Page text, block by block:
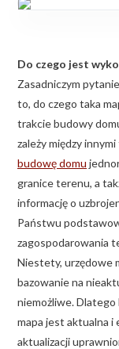
Do czego jest
Zasadniczym
to, do czego taka
trakcie budowy
zależy między
budowę domu
granice terenu, a
informację o
Państwu
zagospodarowania
Niestety, urzędowe
bazowanie na
niemożliwe. Dlatego
mapa jest aktualna i
aktualizacji